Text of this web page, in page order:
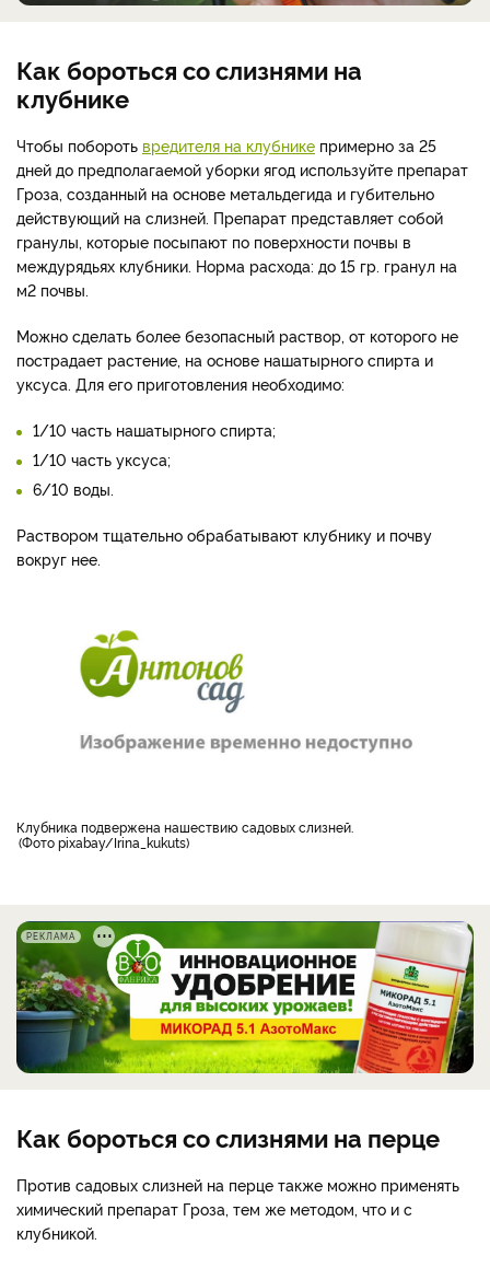
Как бороться со слизнями на
клубнике
Чтобы побороть вредителя на клубнике примерно за 25
дней до предполагаемой уборки ягод используйте препарат
Гроза, созданный на основе метальдегида и губительно
действующий на слизней. Препарат представляет собой
гранулы, которые посыпают по поверхности почвы в
междурядьях клубники. Норма расхода: до 15 гр. гранул на
м2 почвы.
Можно сделать более безопасный раствор, от которого не
пострадает растение, на основе нашатырного спирта и
уксуса. Для его приготовления необходимо:
1/10 часть нашатырного спирта;
1/10 часть уксуса;
6/10 воды.
Раствором тщательно обрабатывают клубнику и почву
вокруг нее.
клубника подвержена нашествию садовых слизней.
Фото pixabay/Irina_kukuts
РЕКЛАМА
Как бороться со слизнями на перце
Против садовых слизней на перце также можно применять
химический препарат Гроза, тем же методом, что и с
клубникой.